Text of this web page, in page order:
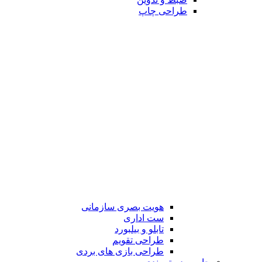
طراحی چاپ
هویت بصری سازمانی
ست اداری
تابلو و بیلبورد
طراحی تقویم
طراحی بازی های بردی